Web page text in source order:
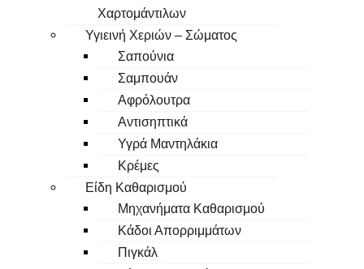
Χαρτομάντιλων
Υγιεινή Χεριών – Σώματος
Σαπούνια
Σαμπουάν
Αφρόλουτρα
Αντισηπτικά
Υγρά Μαντηλάκια
Κρέμες
Είδη Καθαρισμού
Μηχανήματα Καθαρισμού
Κάδοι Απορριμμάτων
Πιγκάλ